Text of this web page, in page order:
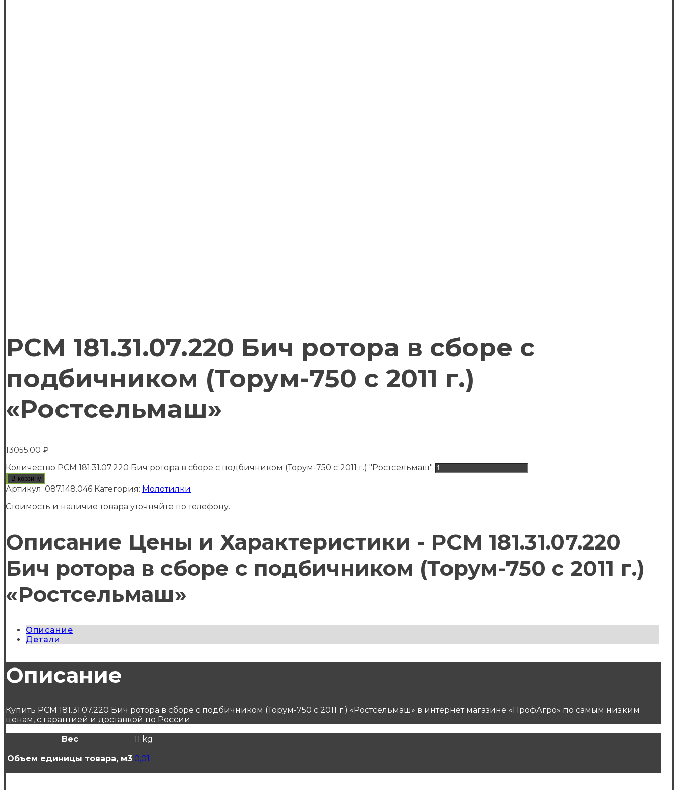
РСМ 181.31.07.220 Бич ротора в сборе с
подбичником (Торум-750 с 2011 г.)
«Ростсельмаш»
13055.00 ₽
Количество РСМ 181.31.07.220 Бич ротора в сборе с подбичником (Торум-750 с 2011 г.) "Ростсельмаш"
В корзину
Артикул: 087.148.046 Категория: Молотилки
Стоимость и наличие товара уточняйте по телефону.
Описание Цены и Характеристики - РСМ 181.31.07.220
Бич ротора в сборе с подбичником (Торум-750 с 2011 г.)
«Ростсельмаш»
Описание
Детали
Описание
Купить РСМ 181.31.07.220 Бич ротора в сборе с подбичником (Торум-750 с 2011 г.) «Ростсельмаш» в интернет магазине «ПрофАгро» по самым низким
ценам, с гарантией и доставкой по России
Вес
11 kg
Объем единицы товара, м3 0,01